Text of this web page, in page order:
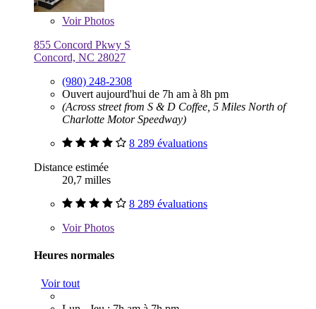
VoirPhotos
855 Concord Pkwy S
Concord, NC 28027
(980) 248-2308
Ouvert aujourd'hui de 7h am à 8h pm
(Across street from S & D Coffee, 5 Miles North of
Charlotte Motor Speedway)
8 289 évaluations
Distance estimée
20,7 milles
8 289 évaluations
VoirPhotos
Heures normales
Voir tout